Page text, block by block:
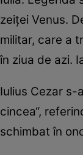
zeiţei Venus.
militar, care a
în ziua de azi.
Iulius Cezar s-
cincea“,
schimbat în